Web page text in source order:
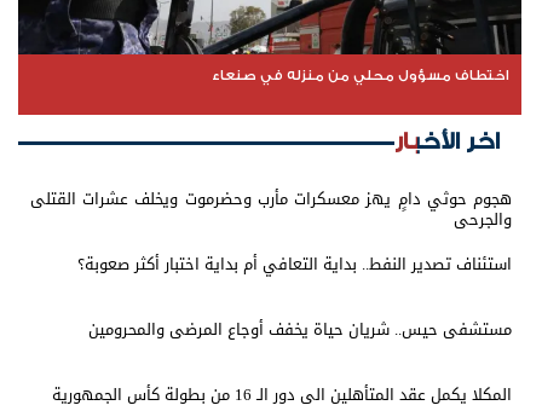
اختطاف مسؤول محلي من منزله في صنعاء
اخر الأخبار
هجوم حوثي دامٍ يهز معسكرات مأرب وحضرموت ويخلف عشرات القتلى
والجرحى
استئناف تصدير النفط.. بداية التعافي أم بداية اختبار أكثر صعوبة؟
مستشفى حيس.. شريان حياة يخفف أوجاع المرضى والمحرومين
المكلا يكمل عقد المتأهلين الى دور الـ 16 من بطولة كأس الجمهورية